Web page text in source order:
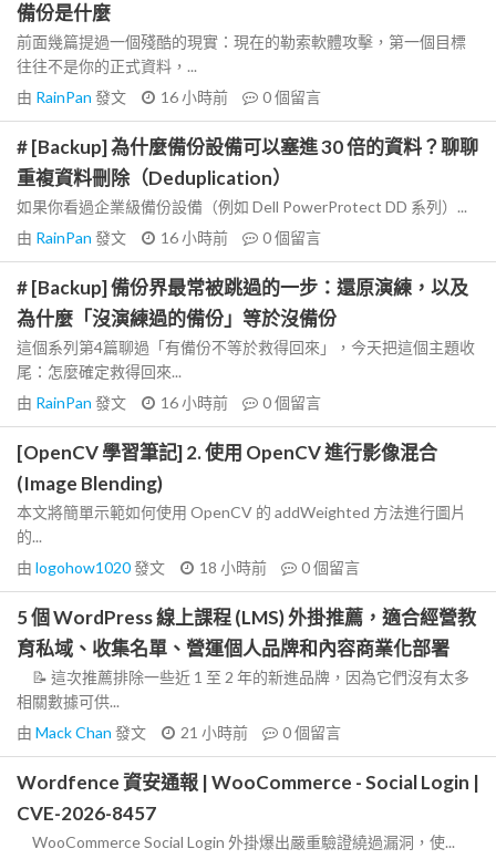
備份是什麼
前面幾篇提過一個殘酷的現實：現在的勒索軟體攻擊，第一個目標
往往不是你的正式資料，...
由 RainPan 發文 16 小時前 0個留言
# [Backup] 為什麼備份設備可以塞進 30 倍的資料？聊聊
重複資料刪除（Deduplication）
如果你看過企業級備份設備（例如 Dell PowerProtect DD 系列）...
由 RainPan 發文 16 小時前 0個留言
# [Backup] 備份界最常被跳過的一步：還原演練，以及
為什麼「沒演練過的備份」等於沒備份
這個系列第4篇聊過「有備份不等於救得回來」，今天把這個主題收
尾：怎麼確定救得回來...
由 RainPan 發文 16 小時前 0個留言
[OpenCV 學習筆記] 2. 使用 OpenCV 進行影像混合
(Image Blending)
本文將簡單示範如何使用 OpenCV 的 addWeighted 方法進行圖片
的...
由 logohow1020發文 18 小時前 0個留言
5 個 WordPress 線上課程 (LMS) 外掛推薦，適合經營教
育私域、收集名單、營運個人品牌和內容商業化部署
📝 這次推薦排除一些近 1 至 2 年的新進品牌，因為它們沒有太多
相關數據可供...
由 Mack Chan 發文 21 小時前 0個留言
Wordfence 資安通報 | WooCommerce - Social Login |
CVE-2026-8457
WooCommerce Social Login 外掛爆出嚴重驗證繞過漏洞，使...